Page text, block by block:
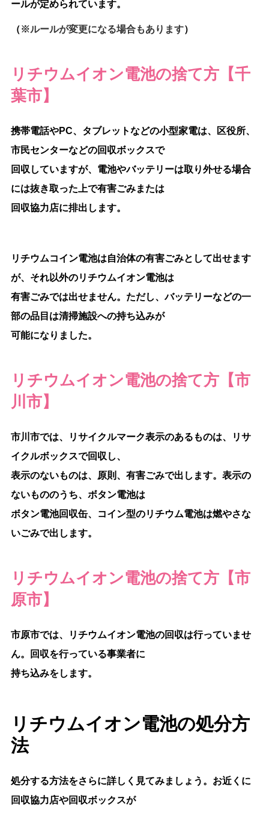
ールが定められています。
（※ルールが変更になる場合もあります）
リチウムイオン電池の捨て方【千
葉市】
携帯電話やPC、タブレットなどの小型家電は、区役所、
市民センターなどの回収ボックスで
回収していますが、電池やバッテリーは取り外せる場合
には抜き取った上で有害ごみまたは
回収協力店に排出します。
リチウムコイン電池は自治体の有害ごみとして出せます
が、それ以外のリチウムイオン電池は
有害ごみでは出せません。ただし、バッテリーなどの一
部の品目は清掃施設への持ち込みが
可能になりました。
リチウムイオン電池の捨て方【市
川市】
市川市では、リサイクルマーク表示のあるものは、リサ
イクルボックスで回収し、
表示のないものは、原則、有害ごみで出します。表示の
ないもののうち、ボタン電池は
ボタン電池回収缶、コイン型のリチウム電池は燃やさな
いごみで出します。
リチウムイオン電池の捨て方【市
原市】
市原市では、リチウムイオン電池の回収は行っていませ
ん。回収を行っている事業者に
持ち込みをします。
リチウムイオン電池の処分方
法
処分する方法をさらに詳しく見てみましょう。お近くに
回収協力店や回収ボックスが